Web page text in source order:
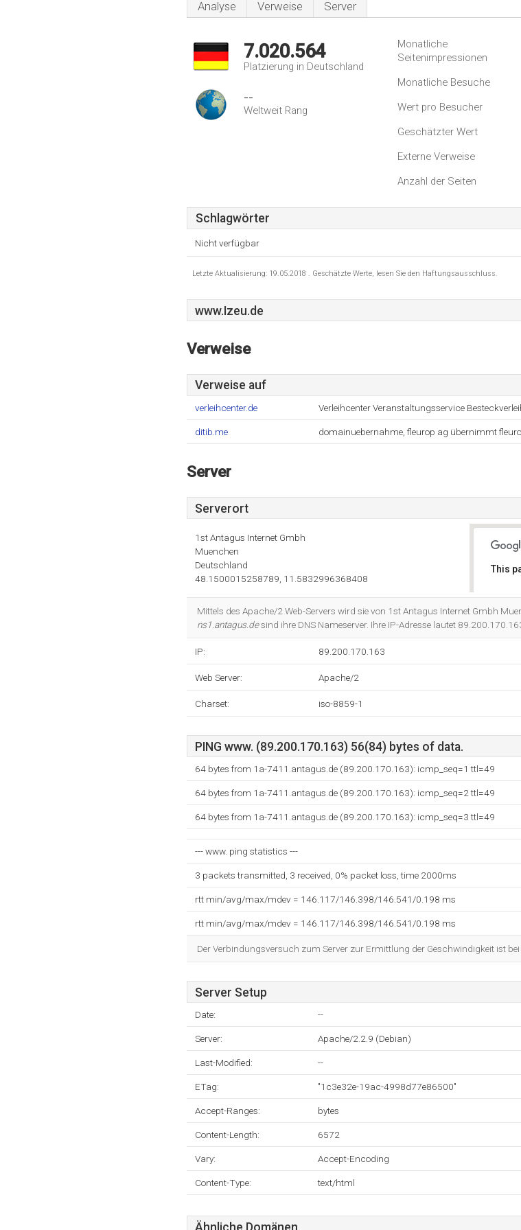
Analyse Verweise Server
7.020.564
Platzierung in Deutschland
--
Weltweit Rang
Monatliche
Seitenimpressionen
Monatliche Besuche
Wert pro Besucher
Geschätzter Wert
Externe Verweise
Anzahl der Seiten
Schlagwörter
Nicht verfügbar
Letzte Aktualisierung: 19.05.2018 . Geschätzte Werte, lesen Sie den Haftungsausschluss.
www.Izeu.de
Verweise
Verweise auf
verleihcenter.de Verleihcenter Veranstaltungsservice
ditib.me domainuebernahme, fleurop ag übernimmt
Server
Serverort
1st Antagus Internet Gmbh
Muenchen
Deutschland
48.1500015258789, 11.5832996368408
This
Mittels des Apache/2 Web-Servers wird sie von 1st Antagus Internet Gmbh
ns1.antagus.desind ihre DNS Nameserver. Ihre IP-Adresse lautet
IP: 89.200.170.163
Web Server: Apache/2
Charset: iso-8859-1
PING www. (89.200.170.163) 56(84) bytes of data.
64 bytes from 1a-7411.antagus.de (89.200.170.163): icmp_seq=1 ttl=49
64 bytes from 1a-7411.antagus.de (89.200.170.163): icmp_seq=2 ttl=49
64 bytes from 1a-7411.antagus.de (89.200.170.163): icmp_seq=3 ttl=49
--- www. ping statistics ---
3 packets transmitted, 3 received, 0% packet loss, time 2000ms
rtt min/avg/max/mdev = 146.117/146.398/146.541/0.198 ms
rtt min/avg/max/mdev = 146.117/146.398/146.541/0.198 ms
Der Verbindungsversuch zum Server zur Ermittlung der Geschwindigkeit ist
Server Setup
Date: --
Server: Apache/2.2.9 (Debian)
Last-Modified: --
ETag: "1c3e32e-19ac-4998d77e86500"
Accept-Ranges: bytes
Content-Length: 6572
Vary: Accept-Encoding
Content-Type: text/html
Ähnliche Domänen